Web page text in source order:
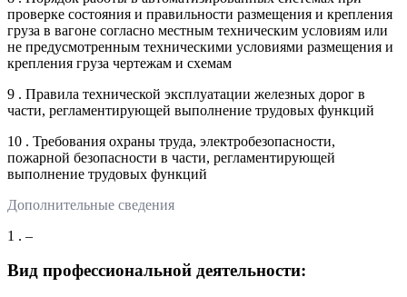
проверке состояния и правильности размещения и крепления
груза в вагоне согласно местным техническим условиям или
не предусмотренным техническими условиями размещения и
крепления груза чертежам и схемам
9 . Правила технической эксплуатации железных дорог в
части, регламентирующей выполнение трудовых функций
10 . Требования охраны труда, электробезопасности,
пожарной безопасности в части, регламентирующей
выполнение трудовых функций
Дополнительные сведения
1 . –
Вид профессиональной деятельности: